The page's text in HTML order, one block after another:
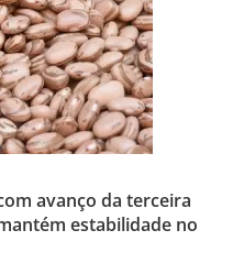
avanço da terceira
estabilidade no